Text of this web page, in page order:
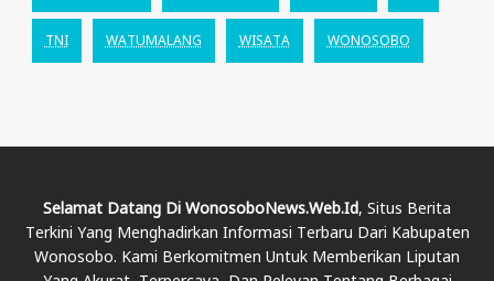
TNI WATUMALANG WISATA WONOSOBO
Selamat Datang Di WonosoboNews.web.id, Situs Berita
Terkini Yang Menghadirkan Informasi Terbaru Dari Kabupaten
Wonosobo. Kami Berkomitmen Untuk Memberikan Liputan